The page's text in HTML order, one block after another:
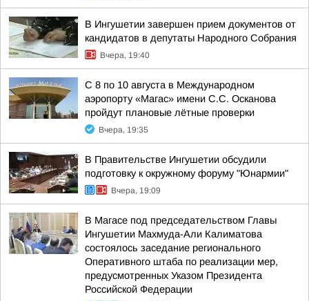
В Ингушетии завершен прием документов от
кандидатов в депутаты Народного Собрания
Вчера, 19:40
С 8 по 10 августа в Международном
аэропорту «Магас» имени С.С. Осканова
пройдут плановые лётные проверки
Вчера, 19:35
В Правительстве Ингушетии обсудили
подготовку к окружному форуму "Юнармии"
Вчера, 19:09
В Магасе под председательством Главы
Ингушетии Махмуда-Али Калиматова
состоялось заседание регионального
Оперативного штаба по реализации мер,
предусмотренных Указом Президента
Российской Федерации